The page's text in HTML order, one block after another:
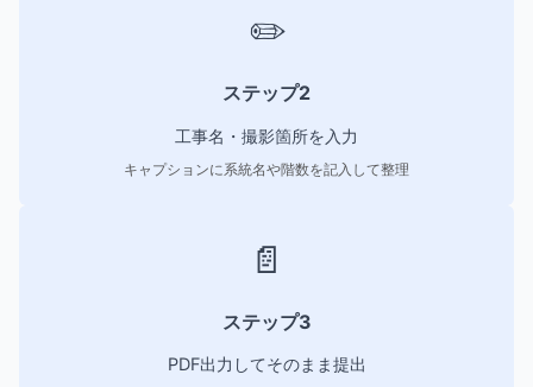
✏️
ステップ2
工事名・撮影箇所を入力
キャプションに系統名や階数を記入して整理
📄
ステップ3
PDF出力してそのまま提出